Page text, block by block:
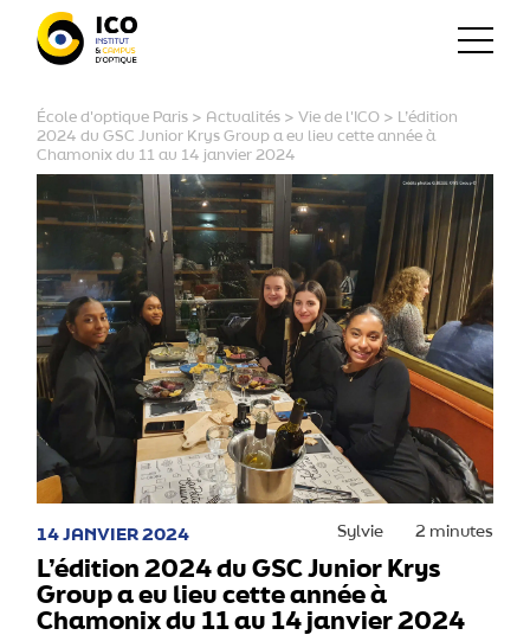
École d'optique Paris > Actualités >Vie de l'ICO >
L’édition
2024 du GSC Junior Krys Group a eu lieu cette année à
Chamonix du 11 au 14 janvier 2024
14 JANVIER 2024 Sylvie 2 minutes
L’édition 2024 du GSC Junior Krys
Group a eu lieu cette année à
Chamonix du 11 au 14 janvier 2024